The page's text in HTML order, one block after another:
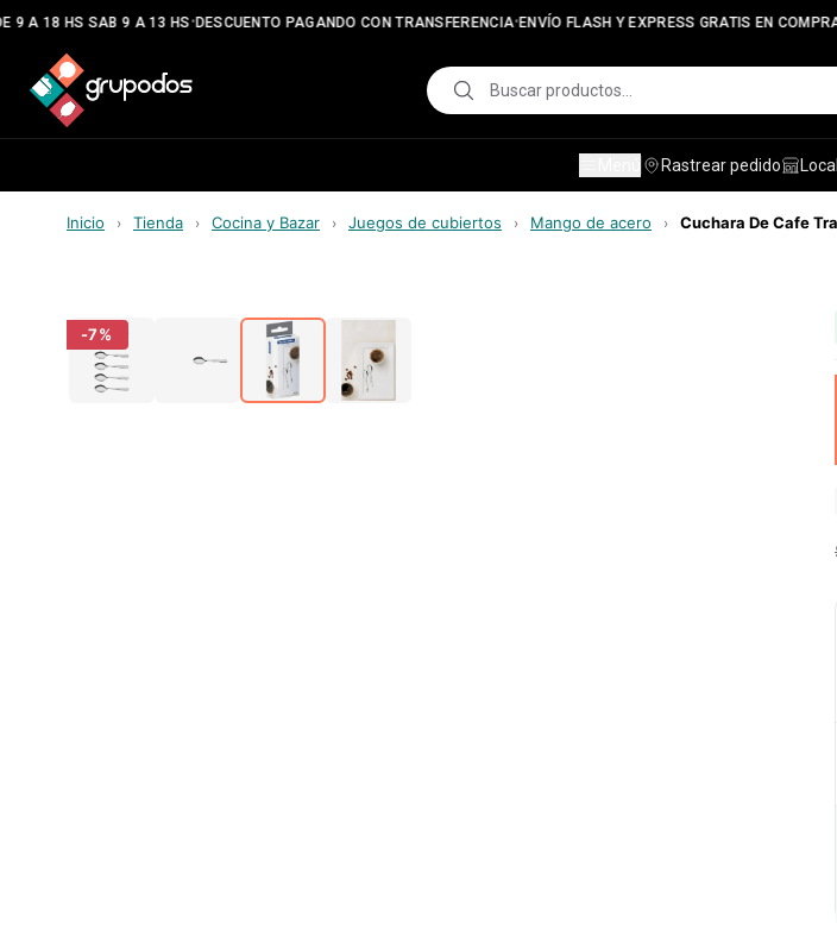
9 A 18 HS SAB 9 A 13 HS•DESCUENTO PAGANDO CON TRANSFERENCIA•ENVÍO FLASH Y EXPRESS GRATIS EN
Rastrear pedido
Inicio › Tienda › Cocina y Bazar › Juegos de cubiertos › Mango de acero › Cuchara De Cafe
-7%